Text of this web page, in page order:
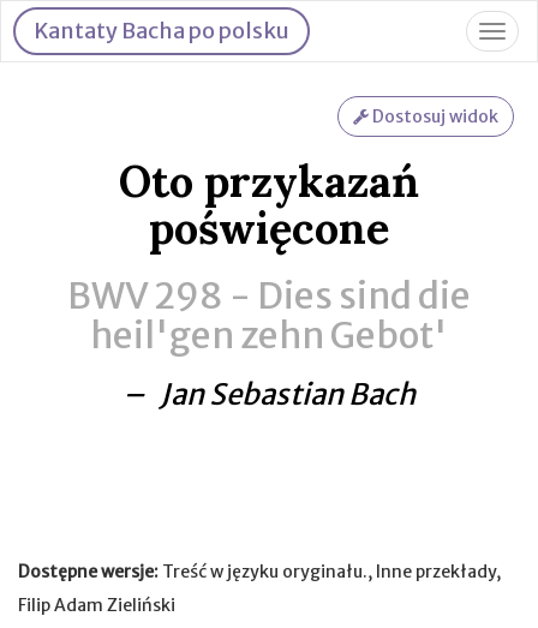
Kantaty Bacha po polsku
Oto przykazań
poświęcone
BWV 298 - Dies sind die
heil'gen zehn Gebot'
– Jan Sebastian Bach
Dostępne wersje: Treść w języku oryginału., Inne przekłady,
Filip Adam Zieliński
Dostosuj widok